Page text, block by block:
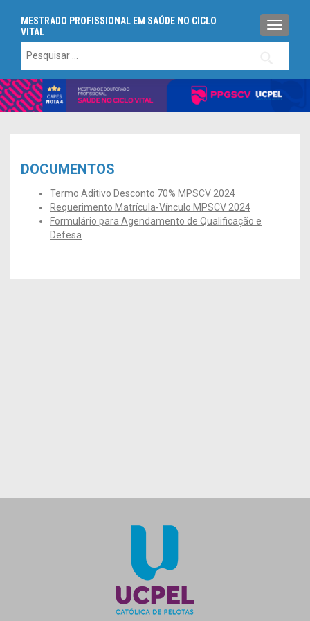
MESTRADO PROFISSIONAL EM SAÚDE NO CICLO
VITAL
por:
DOCUMENTOS
Termo Aditivo Desconto 70% MPSCV 2024
Requerimento Matrícula-Vínculo MPSCV 2024
Formulário para Agendamento de Qualificação e
Defesa